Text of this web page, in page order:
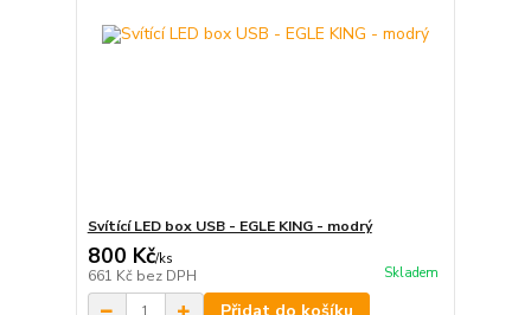
Svítící LED box USB - EGLE KING - modrý
800 Kč/ks
661 Kč bez DPH Skladem